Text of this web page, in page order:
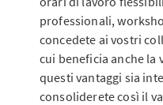
professionali,
concedete ai vostri
cui beneficia anche la
questi vantaggi sia
consoliderete così il